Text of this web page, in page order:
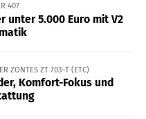
407
unter 5.000 Euro mit V2
ZONTES ZT 703-T (ETC)
Komfort-Fokus und